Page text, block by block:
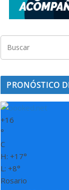
PRONÓSTICO
+16
°
C
H:+17°
L:+8°
Rosario